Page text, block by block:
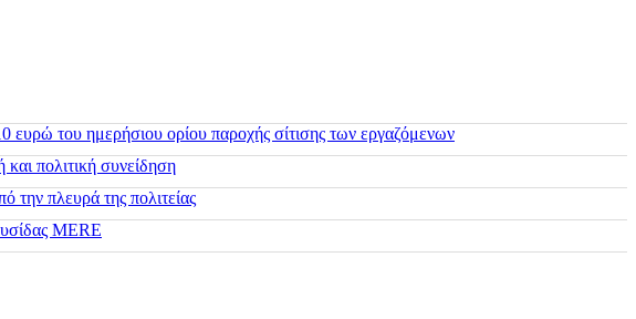
ευρώ του ημερήσιου ορίου παροχής σίτισης των εργαζόμενων
πολιτική συνείδηση
την πλευρά της πολιτείας
MERE